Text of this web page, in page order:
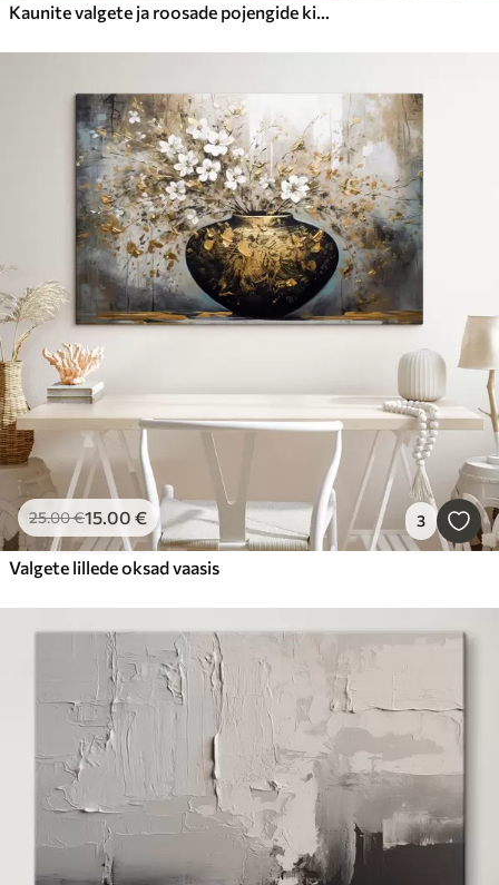
Kaunite valgete ja roosade pojengide kimbu maalimine klaasvaasis puidust lauale
25.00€15.00 € 3
Valgete lillede oksad vaasis